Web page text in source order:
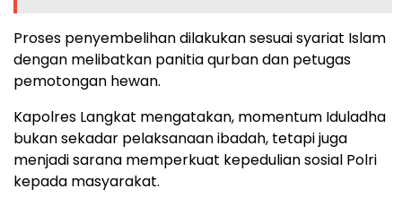
Proses penyembelihan dilakukan sesuai syariat Islam
dengan melibatkan panitia qurban dan petugas
pemotongan hewan.
Kapolres Langkat mengatakan, momentum Iduladha
bukan sekadar pelaksanaan ibadah, tetapi juga
menjadi sarana memperkuat kepedulian sosial Polri
kepada masyarakat.